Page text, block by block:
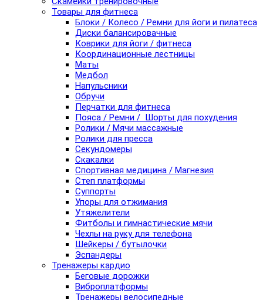
Товары для фитнеса
Блоки / Колесо / Ремни для йоги и пилатеса
Диски балансировачные
Коврики для йоги / фитнеса
Координационные лестницы
Маты
Медбол
Напульсники
Обручи
Перчатки для фитнеса
Пояса / Ремни / Шорты для похудения
Ролики / Мячи массажные
Ролики для пресса
Секундомеры
Скакалки
Спортивная медицина / Магнезия
Степ платформы
Суппорты
Упоры для отжимания
Утяжелители
Фитболы и гимнастические мячи
Чехлы на руку для телефона
Шейкеры / бутылочки
Эспандеры
Тренажеры кардио
Беговые дорожки
Виброплатформы
Тренажеры велосипедные